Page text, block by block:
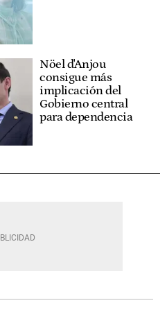
Nöel d'Anjou
consigue más
implicación del
Gobierno central
para dependencia